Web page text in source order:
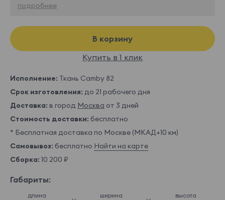
подробнее
В корзину
Купить в 1 клик
Исполнение: Ткань Camby 82
Срок изготовления: до 21 рабочего дня
Доставка: в город Москва от 3 дней
Стоимость доставки: бесплатно
* Бесплатная доставка по Москве (МКАД+10 км)
Самовывоз: бесплатно Найти на карте
Сборка: 10 200 ₽
Габариты:
длина ширина высота